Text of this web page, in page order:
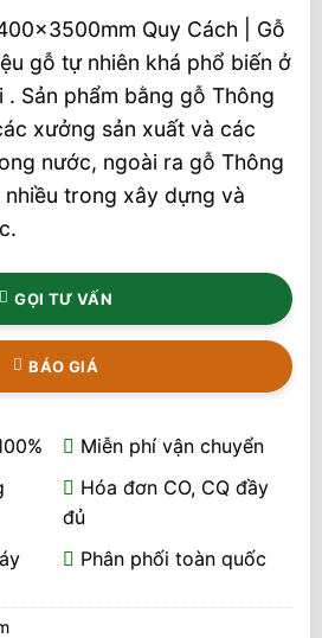
Quy Cách | Gỗ
gỗ tự nhiên khá phổ biến ở
Sản phẩm bằng gỗ Thông
xưởng sản xuất và các
nước, ngoài ra gỗ Thông
trong xây dựng và
GỌI TƯ VẤN
BÁO GIÁ
Miễn phí vận chuyển
Hóa đơn CO, CQ đầy
đủ
Phân phối toàn quốc